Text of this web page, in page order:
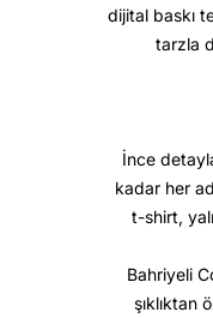
dijital baskı
tarzla
İnce
kadar her
t-shirt,
Bahriyeli
şıklıktan